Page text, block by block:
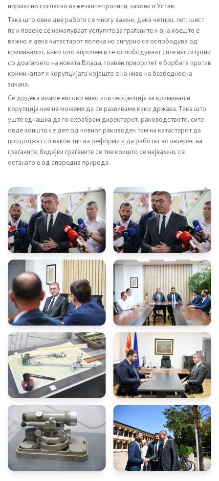
Отворена Влада
Отчетност
Финансии
Сервисни информации
Антикорупција
Организација и систематизација
Регулатива
Отворени податоци
Контакт
Контакт
Изјава за пристапност
Со еден клик до сите услуги
нормално согласно важечките прописи, закони и Устав.
Така што овие две работи се многу важни, дека четири, пет, шест
па и повеќе се намалуваат услугите за граѓаните и она коешто е
важно е дека катастарот полека но сигурно се ослободува од
криминалот, како што впрочем и се ослободуваат сите институции
со доаѓањето на новата Влада, главен приоритет е борбата против
криминалот и корупцијата којашто е на ниво на безбедносна
закана.
Се додека имаме високо ниво или перцепција за криминал и
корупција ние не можеме да се развиваме како држава. Така што
уште еднашка да го охрабрам директорот, раководството, сите
овде коишто се дел од новиот раководен тим на катастарот да
продолжат со ваков тип на реформи и да работат во интерес на
граѓаните, бидејќи граѓаните се тие коишто се најважни, се
останато е од споредна природа.